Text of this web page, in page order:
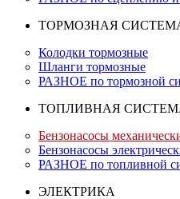
ТОРМОЗНАЯ
Колодки тормозные
Шланги тормозные
РАЗНОЕ по тормозной
ТОПЛИВНАЯ
Бензонасосы
Бензонасосы
РАЗНОЕ по топливной
ЭЛЕКТРИКА